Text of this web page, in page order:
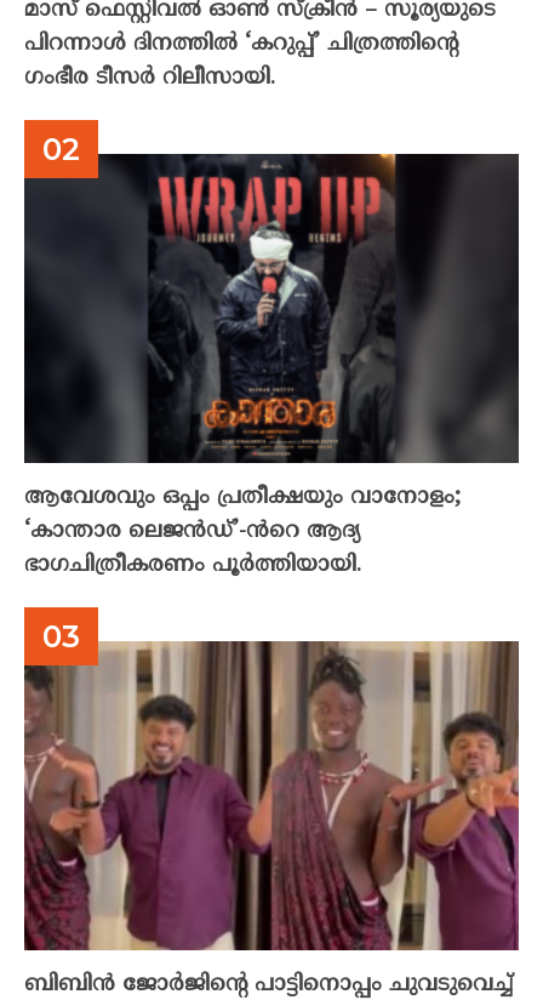
മാസ് ഫെസ്റ്റിവൽ ഓൺ സ്‌ക്രീൻ – സൂര്യയുടെ
പിറന്നാൾ ദിനത്തിൽ ‘കറുപ്പ്’ ചിത്രത്തിന്റെ
ഗംഭീര ടീസർ റിലീസായി.
ആവേശവും ഒപ്പം പ്രതീക്ഷയും വാനോളം;
‘കാന്താര ലെജൻഡ്’-ൻറെ ആദ്യ
ഭാഗചിത്രീകരണം പൂർത്തിയായി.
ബിബിൻ ജോർജിന്റെ പാട്ടിനൊപ്പം ചുവടുവെച്ച്